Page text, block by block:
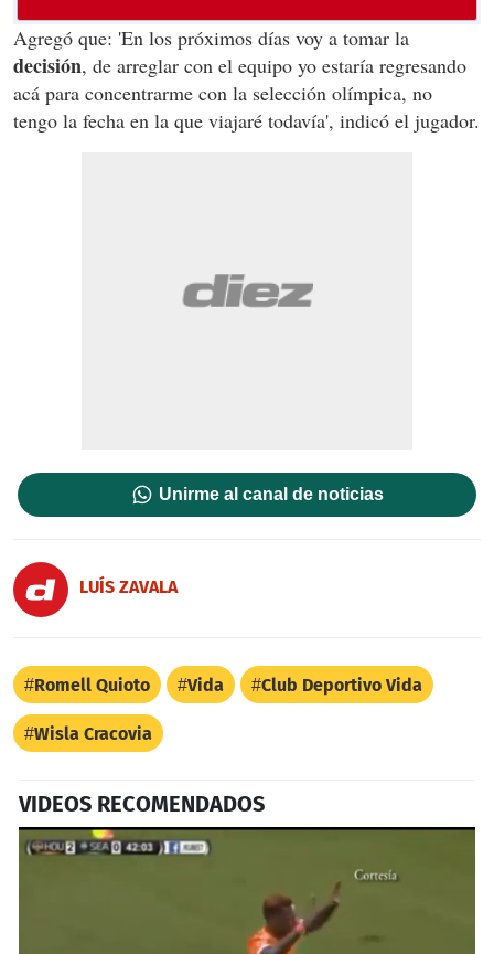
Agregó que: 'En los próximos días voy a tomar la
decisión, de arreglar con el equipo yo estaría regresando
acá para concentrarme con la selección olímpica, no
tengo la fecha en la que viajaré todavía', indicó el jugador.
Unirme al canal de noticias
LUÍS ZAVALA
Romell Quioto Vida Club Deportivo Vida
Wisla Cracovia
VIDEOS RECOMENDADOS